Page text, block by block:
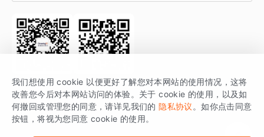
开发者文档
SDK 文档
场景指南
行业活动
关注公众号 获取更多干货
GrowingIO 是专注于数据智能分析与增长的品牌，核心平台为 GrowingIO
分析云。
我们想使用 cookie 以便更好了解您对本网站的使用情况，这将
改善您今后对本网站访问的体验。关于 cookie 的使用，以及如
何撤回或管理您的同意，请详见我们的 隐私协议 。如你点击同意
按钮，将视为您同意 cookie 的使用。